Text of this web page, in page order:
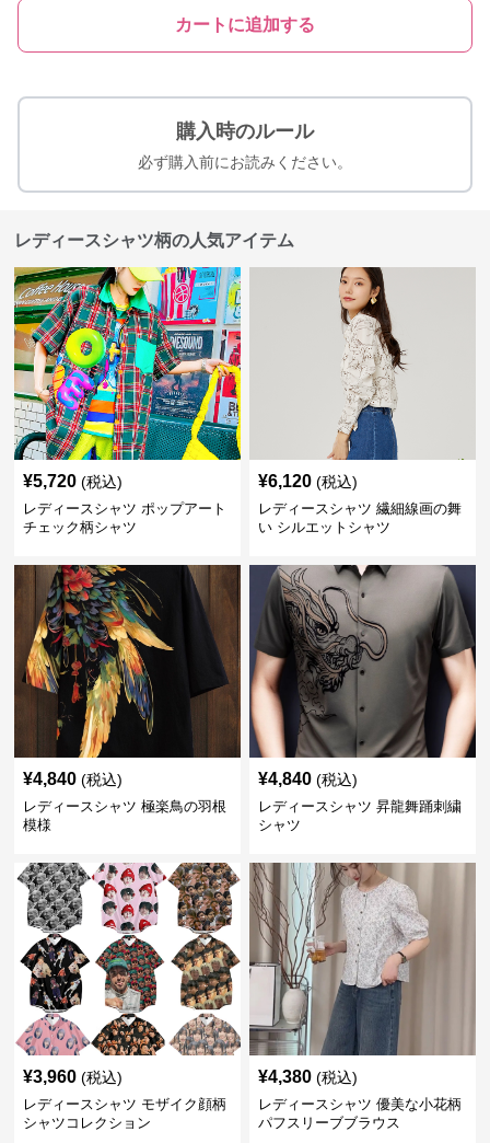
カートに追加する
購入時のルール
必ず購入前にお読みください。
レディースシャツ柄の人気アイテム
¥5,720 (税込)
レディースシャツ ポップアート
チェック柄シャツ
¥6,120 (税込)
レディースシャツ 繊細線画の舞
い シルエットシャツ
¥4,840 (税込)
レディースシャツ 極楽鳥の羽根
模様
¥4,840 (税込)
レディースシャツ 昇龍舞踊刺繍
シャツ
¥3,960 (税込)
レディースシャツ モザイク顔柄
シャツコレクション
¥4,380 (税込)
レディースシャツ 優美な小花柄
パフスリーブブラウス